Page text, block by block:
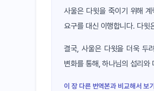
사울은 다윗을 죽이기 위해
요구를 대신 이행합니다. 다윗
결국, 사울은 다윗을 더욱 두
변화를 통해, 하나님의 섭리와
이 장 다른 번역본과 비교해서 보